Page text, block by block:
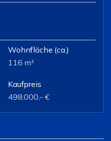
Wohnfläche (ca.)
116 m²
Kaufpreis
498.000,- €